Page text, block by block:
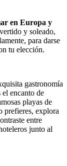
en Europa y
y soleado,
para darse
tu elección.
gastronomía
el encanto de
playas de
prefieres, explora
entre
junto al